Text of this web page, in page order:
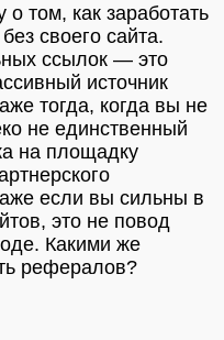
том, как заработать
своего сайта.
ссылок — это
источник
тогда, когда вы не
не единственный
на площадку
если вы сильны в
это не повод
Какими же
рефералов?